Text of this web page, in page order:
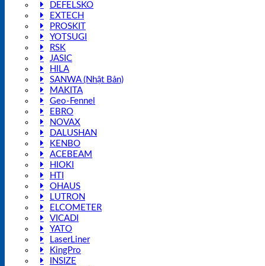
DEFELSKO
EXTECH
PROSKIT
YOTSUGI
RSK
JASIC
HILA
SANWA (Nhật Bản)
MAKITA
Geo-Fennel
EBRO
NOVAX
DALUSHAN
KENBO
ACEBEAM
HIOKI
HTI
OHAUS
LUTRON
ELCOMETER
VICADI
YATO
LaserLiner
KingPro
INSIZE